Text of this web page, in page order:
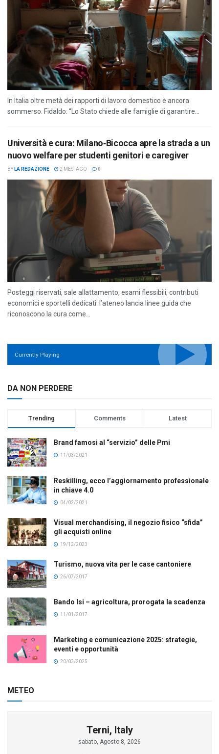
In Italia oltre metà dei rapporti di lavoro domestico è ancora
sommerso. Fidaldo: “Lo Stato chiede alle famiglie di garantire...
Università e cura: Milano‑Bicocca apre la strada a un
nuovo welfare per studenti genitori e caregiver
BY LA REDAZIONE 2 MESI AGO 0
Posteggi riservati, sale allattamento, esami flessibili, contributi
economici e sportelli dedicati: l’ateneo lancia linee guida che
riconoscono la cura come...
Currently Playing
DA NON PERDERE
Trending Comments Latest
Brand famosi al “servizio” delle Pmi
11/03/2021
Reskilling, ecco l’aggiornamento professionale
in chiave 4.0
04/02/2021
Visual merchandising, il negozio fisico “sfida”
gli acquisti online
19/12/2023
Turismo, nuova vita per le case cantoniere
26/07/2017
Bando Isi – agricoltura, prorogata la scadenza
11/01/2017
Marketing e comunicazione 2025: strategie,
eventi e opportunità
20/03/2025
METEO
Terni, Italy
sabato, Agosto 8, 2026